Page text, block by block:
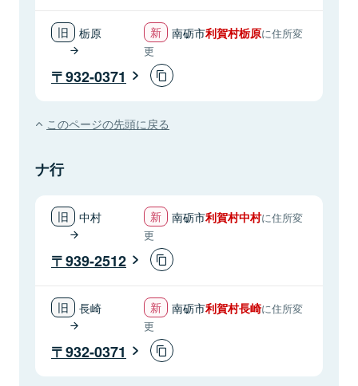
栃原 南砺市利賀村栃原に住所変
更
932-0371
このページの先頭に戻る
ナ行
中村 南砺市利賀村中村に住所変
更
939-2512
長崎 南砺市利賀村長崎に住所変
更
932-0371